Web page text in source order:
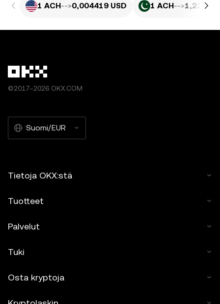
1 ACH-->0,004419 USD 1 ACH-->1,227
©2017–2026 OKX.COM
Suomi/EUR
Tietoja OKX:stä
Tuotteet
Palvelut
Tuki
Osta kryptoja